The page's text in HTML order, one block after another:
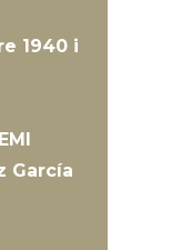
1940 i
García